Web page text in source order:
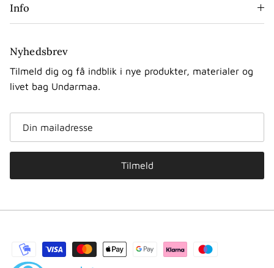
Info
Nyhedsbrev
Tilmeld dig og få indblik i nye produkter, materialer og
livet bag Undarmaa.
Tilmeld